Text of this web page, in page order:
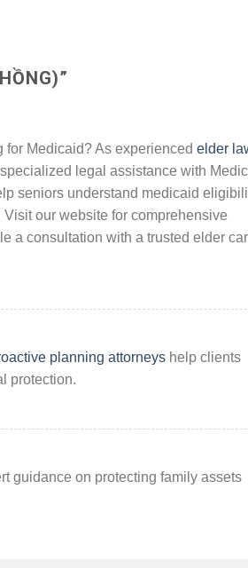
”
Medicaid? As experienced elder
legal assistance with
seniors understand medicaid
our website for comprehensive
a consultation with a trusted elder
planning attorneys help clients
protection.
guidance on protecting family assets